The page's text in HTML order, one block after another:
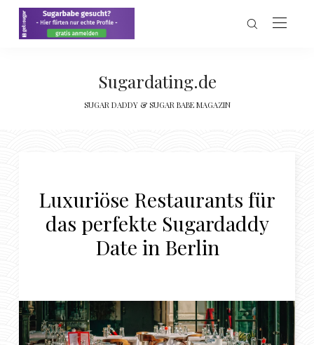
Sugardating.de
SUGAR DADDY & SUGAR BABE MAGAZIN
Luxuriöse Restaurants für
das perfekte Sugardaddy
Date in Berlin